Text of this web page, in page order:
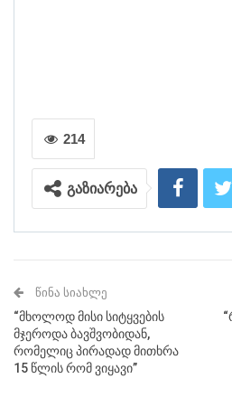
214
გაზიარება
ᲬᲘᲜᲐ ᲡᲘᲐᲮᲚᲔ
“მხოლოდ მისი სიტყვების
მჯეროდა ბავშვობიდან,
რომელიც პირადად მითხრა
15 წლის რომ ვიყავი”